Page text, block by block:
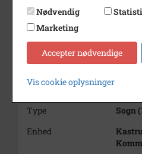
Dateringsnote
ca.
Fotograf
Størrelse
Se på kort
Type
Sogn
Enhed
Nødvendig
Marketing
Accepter nødvendige
Vis cookie oplysninger